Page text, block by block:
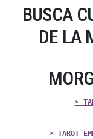
BUSCA
DE LA
➤
➤ TAROT